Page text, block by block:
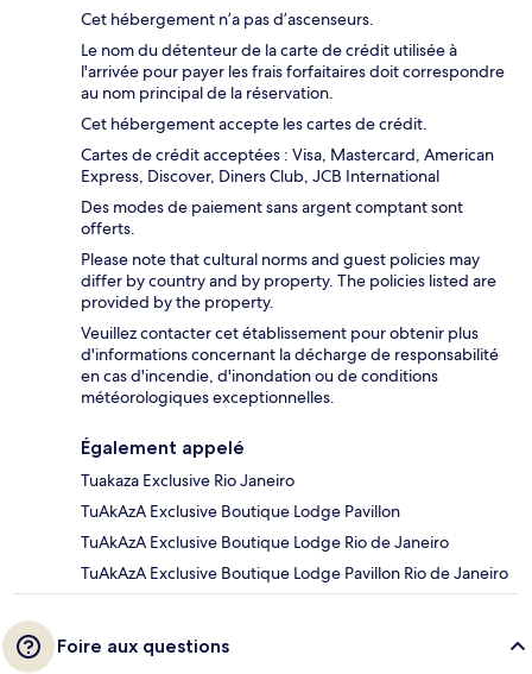
Cet hébergement n’a pas d’ascenseurs.
Le nom du détenteur de la carte de crédit utilisée à
l'arrivée pour payer les frais forfaitaires doit correspondre
au nom principal de la réservation.
Cet hébergement accepte les cartes de crédit.
Cartes de crédit acceptées : Visa, Mastercard, American
Express, Discover, Diners Club, JCB International
Des modes de paiement sans argent comptant sont
offerts.
Please note that cultural norms and guest policies may
differ by country and by property. The policies listed are
provided by the property.
Veuillez contacter cet établissement pour obtenir plus
d'informations concernant la décharge de responsabilité
en cas d'incendie, d'inondation ou de conditions
météorologiques exceptionnelles.
Également appelé
Tuakaza Exclusive Rio Janeiro
TuAkAzA Exclusive Boutique Lodge Pavillon
TuAkAzA Exclusive Boutique Lodge Rio de Janeiro
TuAkAzA Exclusive Boutique Lodge Pavillon Rio de Janeiro
Foire aux questions